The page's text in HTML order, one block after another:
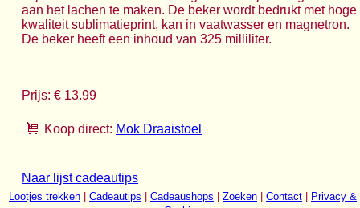
aan het lachen te maken. De beker wordt bedrukt met hoge
kwaliteit sublimatieprint, kan in vaatwasser en magnetron.
De beker heeft een inhoud van 325 milliliter.
Prijs: € 13.99
Koop direct: Mok Draaistoel
Naar lijst cadeautips
Lootjes trekken Cadeautips Cadeaushops Zoeken Contact
Privacy &